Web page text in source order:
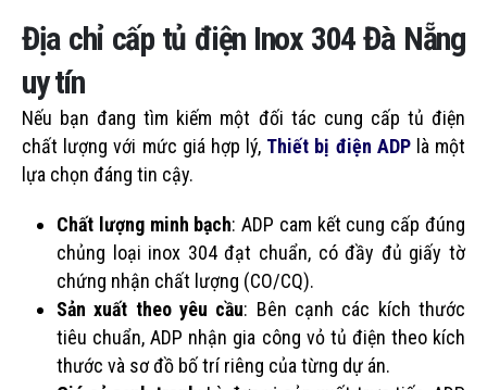
Địa chỉ cấp tủ điện Inox 304 Đà Nẵng
uy tín
Nếu bạn đang tìm kiếm một đối tác cung cấp tủ điện
chất lượng với mức giá hợp lý, Thiết bị điện ADPlà một
lựa chọn đáng tin cậy.
Chất lượng minh bạch: ADP cam kết cung cấp đúng
chủng loại inox 304 đạt chuẩn, có đầy đủ giấy tờ
chứng nhận chất lượng (CO/CQ).
Sản xuất theo yêu cầu: Bên cạnh các kích thước
tiêu chuẩn, ADP nhận gia công vỏ tủ điện theo kích
thước và sơ đồ bố trí riêng của từng dự án.